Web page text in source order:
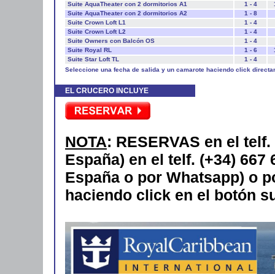
Suite AquaTheater con 2 dormitorios A1
1 - 4
Suite AquaTheater con 2 dormitorios A2
1 - 8
Suite Crown Loft L1
1 - 4
Suite Crown Loft L2
1 - 4
Suite Owners con Balcón OS
1 - 4
Suite Royal RL
1 - 6
Suite Star Loft TL
1 - 4
Seleccione una fecha de salida y un camarote haciendo click
EL CRUCERO INCLUYE
NOTA: RESERVAS en el
España) en el telf. (+34)
España o por Whatsapp) o
haciendo click en el botón